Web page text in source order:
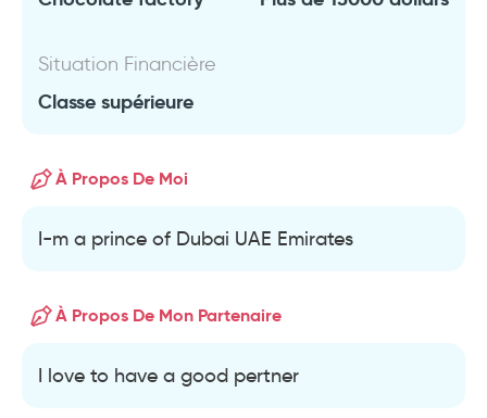
Situation Financière
Classe supérieure
À Propos De Moi
I-m a prince of Dubai UAE Emirates
À Propos De Mon Partenaire
I love to have a good pertner